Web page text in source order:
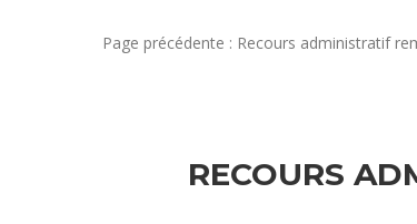
Page précédente : Recours administratif
RECOURS